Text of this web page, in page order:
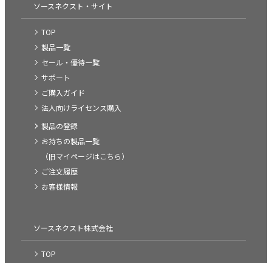
ソースネクスト・サイト
TOP
製品一覧
セール・優待一覧
サポート
ご購入ガイド
法人向けライセンス購入
製品の登録
お持ちの製品一覧
（旧マイページはこちら）
ご注文履歴
お客様情報
ソースネクスト株式会社
TOP